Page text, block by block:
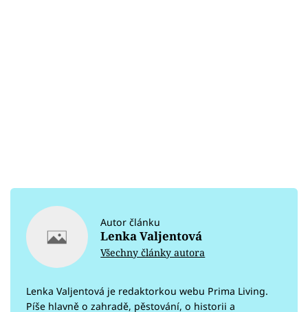
Autor článku
Lenka Valjentová
Všechny články autora
Lenka Valjentová je redaktorkou webu Prima Living.
Píše hlavně o zahradě, pěstování, o historii a